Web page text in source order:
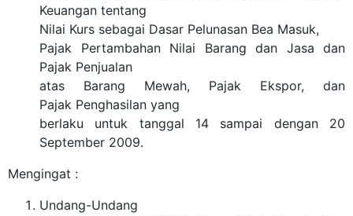
Keuangan tentang
Nilai Kurs sebagai Dasar Pelunasan Bea Masuk,
Pajak Pertambahan Nilai Barang dan Jasa dan
Pajak Penjualan
atas Barang Mewah, Pajak Ekspor, dan
Pajak Penghasilan yang
berlaku untuk tanggal 14 sampai dengan 20
September 2009.
Mengingat :
Undang-Undang